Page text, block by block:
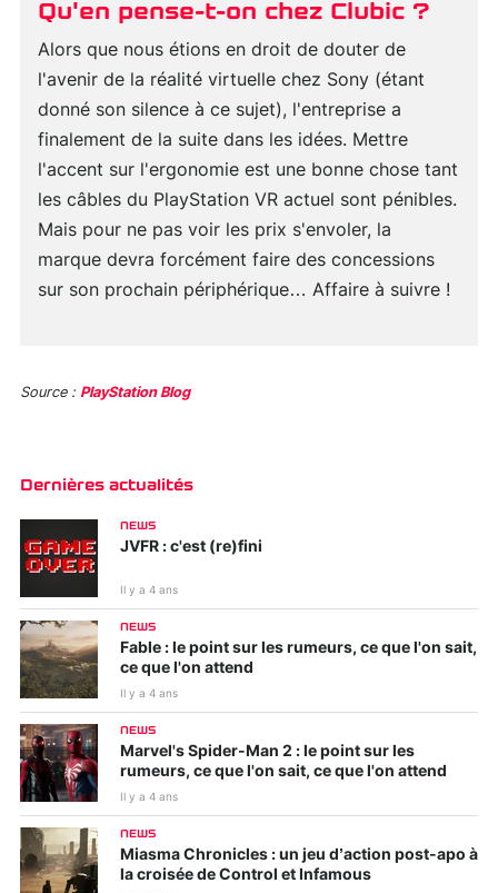
Qu'en pense-t-on chez Clubic ?
Alors que nous étions en droit de douter de
l'avenir de la réalité virtuelle chez Sony (étant
donné son silence à ce sujet), l'entreprise a
finalement de la suite dans les idées. Mettre
l'accent sur l'ergonomie est une bonne chose tant
les câbles du PlayStation VR actuel sont pénibles.
Mais pour ne pas voir les prix s'envoler, la
marque devra forcément faire des concessions
sur son prochain périphérique… Affaire à suivre !
Source : PlayStation Blog
Dernières actualités
NEWS
JVFR : c'est (re)fini
Il y a 4 ans
NEWS
Fable : le point sur les rumeurs, ce que l'on sait,
ce que l'on attend
Il y a 4 ans
NEWS
Marvel's Spider-Man 2 : le point sur les
rumeurs, ce que l'on sait, ce que l'on attend
Il y a 4 ans
NEWS
Miasma Chronicles : un jeu d’action post-apo à
la croisée de Control et Infamous